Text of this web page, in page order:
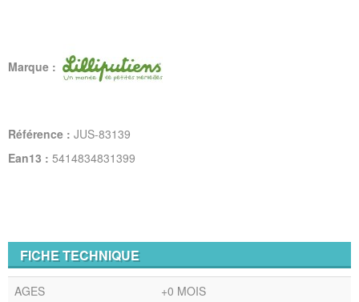
Marque :
Référence : JUS-83139
Ean13 : 5414834831399
FICHE TECHNIQUE
AGES +0 MOIS